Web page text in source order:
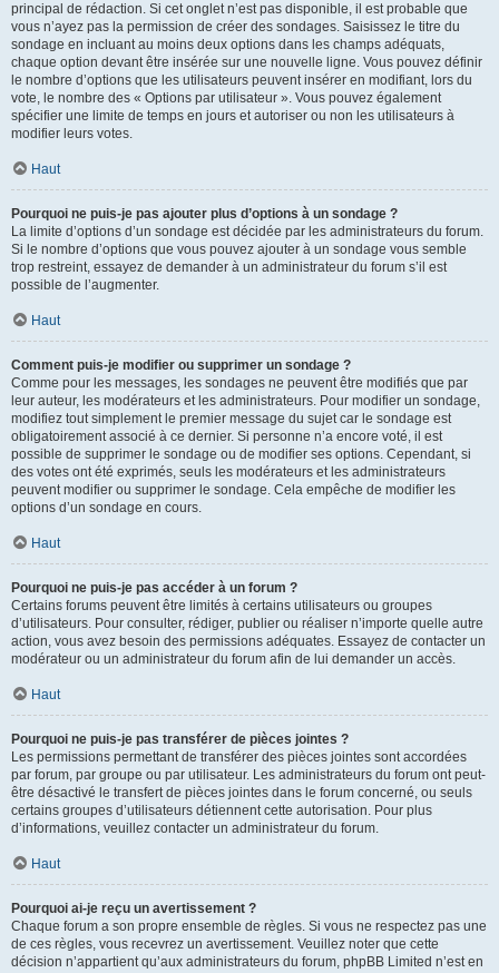
principal de rédaction. Si cet onglet n’est pas disponible, il est probable que
vous n’ayez pas la permission de créer des sondages. Saisissez le titre du
sondage en incluant au moins deux options dans les champs adéquats,
chaque option devant être insérée sur une nouvelle ligne. Vous pouvez définir
le nombre d’options que les utilisateurs peuvent insérer en modifiant, lors du
vote, le nombre des « Options par utilisateur ». Vous pouvez également
spécifier une limite de temps en jours et autoriser ou non les utilisateurs à
modifier leurs votes.
Haut
Pourquoi ne puis-je pas ajouter plus d’options à un sondage ?
La limite d’options d’un sondage est décidée par les administrateurs du forum.
Si le nombre d’options que vous pouvez ajouter à un sondage vous semble
trop restreint, essayez de demander à un administrateur du forum s’il est
possible de l’augmenter.
Haut
Comment puis-je modifier ou supprimer un sondage ?
Comme pour les messages, les sondages ne peuvent être modifiés que par
leur auteur, les modérateurs et les administrateurs. Pour modifier un sondage,
modifiez tout simplement le premier message du sujet car le sondage est
obligatoirement associé à ce dernier. Si personne n’a encore voté, il est
possible de supprimer le sondage ou de modifier ses options. Cependant, si
des votes ont été exprimés, seuls les modérateurs et les administrateurs
peuvent modifier ou supprimer le sondage. Cela empêche de modifier les
options d’un sondage en cours.
Haut
Pourquoi ne puis-je pas accéder à un forum ?
Certains forums peuvent être limités à certains utilisateurs ou groupes
d’utilisateurs. Pour consulter, rédiger, publier ou réaliser n’importe quelle autre
action, vous avez besoin des permissions adéquates. Essayez de contacter un
modérateur ou un administrateur du forum afin de lui demander un accès.
Haut
Pourquoi ne puis-je pas transférer de pièces jointes ?
Les permissions permettant de transférer des pièces jointes sont accordées
par forum, par groupe ou par utilisateur. Les administrateurs du forum ont peut-
être désactivé le transfert de pièces jointes dans le forum concerné, ou seuls
certains groupes d’utilisateurs détiennent cette autorisation. Pour plus
d’informations, veuillez contacter un administrateur du forum.
Haut
Pourquoi ai-je reçu un avertissement ?
Chaque forum a son propre ensemble de règles. Si vous ne respectez pas une
de ces règles, vous recevrez un avertissement. Veuillez noter que cette
décision n’appartient qu’aux administrateurs du forum, phpBB Limited n’est en